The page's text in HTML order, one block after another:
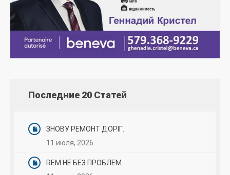
Последние 20 Статей
ЗНОВУ РЕМОНТ ДОРІГ.
11 июля, 2026
REM НЕ БЕЗ ПРОБЛЕМ.